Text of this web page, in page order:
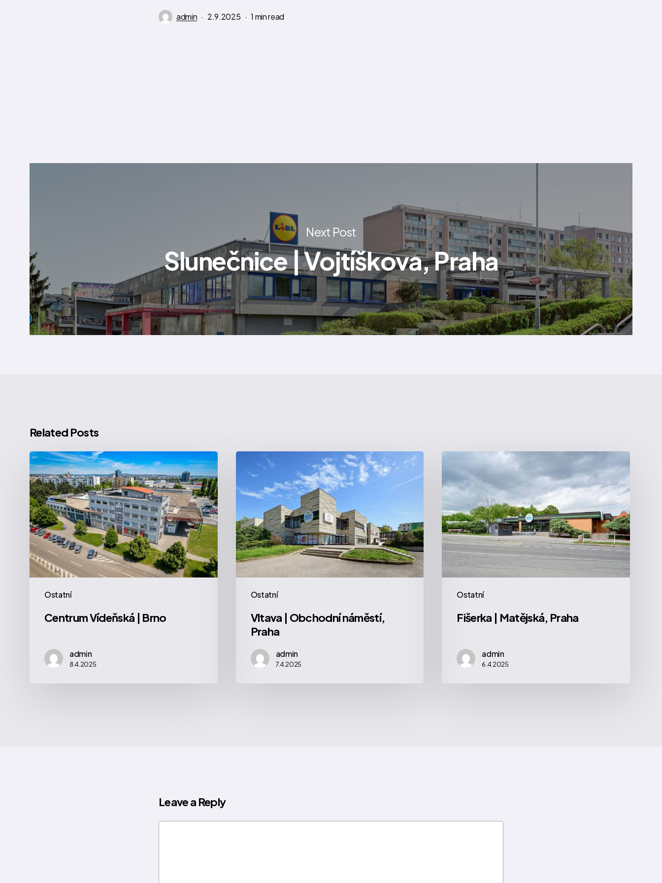
admin 2.9.2025 1 min read
Next Post
Slunečnice | Vojtíškova, Praha
Related Posts
Ostatní
Centrum
Vídeňská
|
Brno
Centrum Vídeňská | Brno
admin
8.4.2025
Ostatní
Obchodní
Praha
Vltava | Obchodní náměstí,
Praha
admin
7.4.2025
Ostatní
Matějská,
Praha
Fišerka | Matějská, Praha
admin
6.4.2025
Leave a Reply